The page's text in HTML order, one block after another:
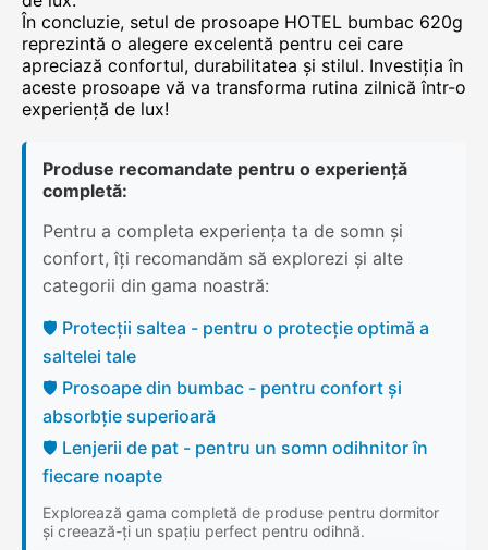
În concluzie, setul de prosoape HOTEL bumbac 620g
reprezintă o alegere excelentă pentru cei care
apreciază confortul, durabilitatea și stilul. Investiția în
aceste prosoape vă va transforma rutina zilnică într-o
experiență de lux!
Produse recomandate pentru o experiență
completă:
Pentru a completa experiența ta de somn și
confort, îți recomandăm să explorezi și alte
categorii din gama noastră:
🛡️ Protecții saltea - pentru o protecție optimă a
saltelei tale
🛡️ Prosoape din bumbac - pentru confort și
absorbție superioară
🛡️ Lenjerii de pat - pentru un somn odihnitor în
fiecare noapte
Explorează gama completă de produse pentru dormitor
și creează-ți un spațiu perfect pentru odihnă.